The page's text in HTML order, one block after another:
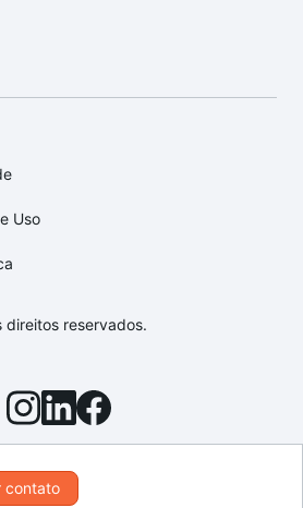
contato
Uso
reservados.